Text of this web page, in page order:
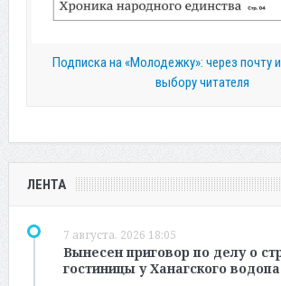
Подписка на «Молодежку»: через почту
выбору читателя
ЛЕНТА
7 августа, 2026 18:05
Вынесен приговор по делу о
гостиницы у Ханагского